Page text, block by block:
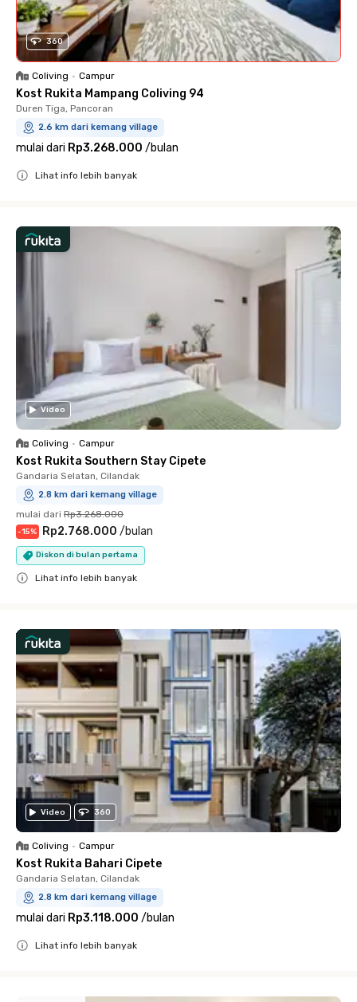
360
Coliving • Campur
Kost Rukita Mampang Coliving 94
Duren Tiga, Pancoran
2.6 km dari kemang village
mulai dari Rp3.268.000 /bulan
Lihat info lebih banyak
Video
Coliving • Campur
Kost Rukita Southern Stay Cipete
Gandaria Selatan, Cilandak
2.8 km dari kemang village
mulai dari Rp3.268.000
-15% Rp2.768.000 /bulan
Diskon di bulan pertama
Lihat info lebih banyak
Video 360
Coliving • Campur
Kost Rukita Bahari Cipete
Gandaria Selatan, Cilandak
2.8 km dari kemang village
mulai dari Rp3.118.000 /bulan
Lihat info lebih banyak